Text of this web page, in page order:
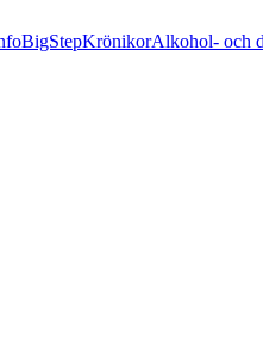
BigStepKrönikorAlkohol- och